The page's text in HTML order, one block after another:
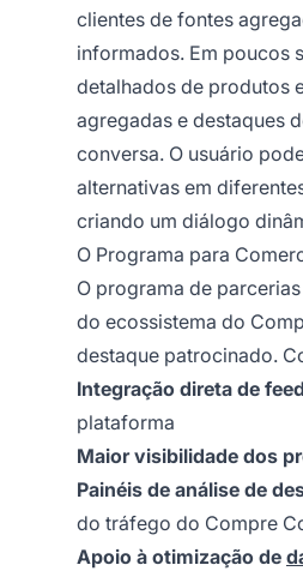
clientes de fontes
informados. Em poucos
detalhados de produtos
agregadas e destaques
conversa. O usuário
alternativas em
criando um diálogo
O Programa para
O programa de parcerias
do ecossistema do
destaque patrocinado.
Integração direta de
plataforma
Maior visibilidade dos
Painéis de análise de
do tráfego do Compre
Apoio à otimização de